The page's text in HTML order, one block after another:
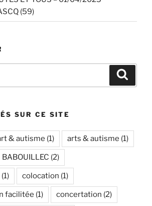
(59)
SUR CE SITE
& autisme (1) arts & autisme (1)
BABOUILLEC (2)
(1) colocation (1)
facilitée (1) concertation (2)